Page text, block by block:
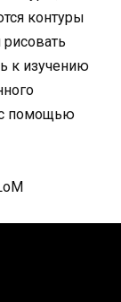
контуры
рисовать
к изучению
с помощью